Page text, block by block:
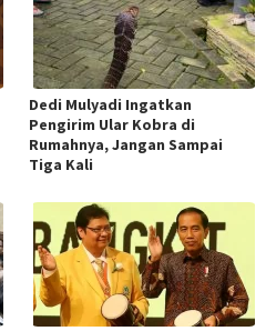
Dedi Mulyadi Ingatkan
Pengirim Ular Kobra di
Rumahnya, Jangan Sampai
Tiga Kali